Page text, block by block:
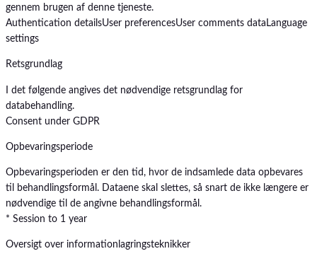
gennem brugen af denne tjeneste.
Authentication detailsUser preferencesUser comments data Language
settings
Retsgrundlag
I det følgende angives det nødvendige retsgrundlag for
databehandling.
Consent under GDPR
Opbevaringsperiode
Opbevaringsperioden er den tid, hvor de indsamlede data opbevares
til behandlingsformål. Dataene skal slettes, så snart de ikke længere er
nødvendige til de angivne behandlingsformål.
* Session to 1 year
Oversigt over informationlagringsteknikker